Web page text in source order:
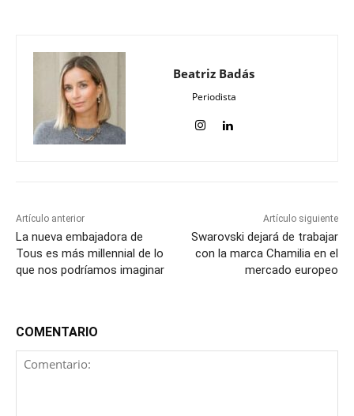
Beatriz Badás
Periodista
Artículo anterior
La nueva embajadora de
Tous es más millennial de lo
que nos podríamos imaginar
Artículo siguiente
Swarovski dejará de trabajar
con la marca Chamilia en el
mercado europeo
COMENTARIO